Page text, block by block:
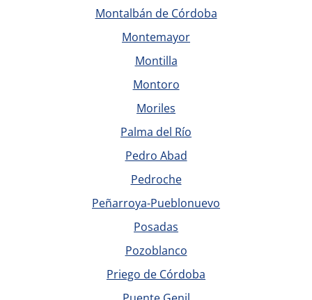
Montalbán de Córdoba
Montemayor
Montilla
Montoro
Moriles
Palma del Río
Pedro Abad
Pedroche
Peñarroya-Pueblonuevo
Posadas
Pozoblanco
Priego de Córdoba